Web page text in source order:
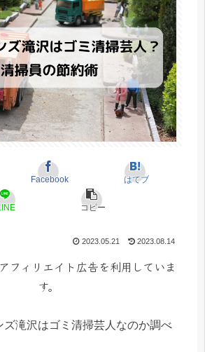
Facebook はてブ
コピー
2023.05.21 2023.08.14
フィリエイト広告を利用していま
す。
ズ滝沢はゴミ清掃芸人なのか調べ